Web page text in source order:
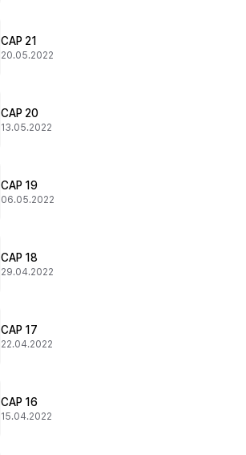
CAP 21
20.05.2022
CAP 20
13.05.2022
CAP 19
06.05.2022
CAP 18
29.04.2022
CAP 17
22.04.2022
CAP 16
15.04.2022